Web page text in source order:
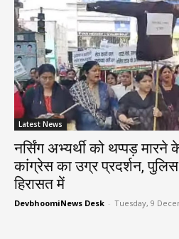
Latest News
नर्सिंग अभ्यर्थी को थप्पड़ मारने
कांग्रेस का उग्र प्रदर्शन,
हिरासत में
DevbhoomiNews Desk - Tuesday, 9